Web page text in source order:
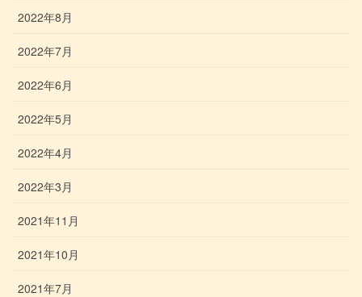
2022年8月
2022年7月
2022年6月
2022年5月
2022年4月
2022年3月
2021年11月
2021年10月
2021年7月